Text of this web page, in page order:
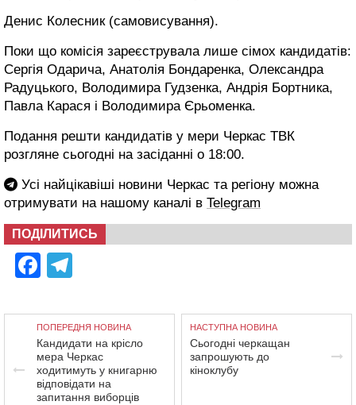
Денис Колесник (самовисування).
Поки що комісія зареєструвала лише сімох кандидатів:
Сергія Одарича, Анатолія Бондаренка, Олександра
Радуцького, Володимира Гудзенка, Андрія Бортника,
Павла Карася і Володимира Єрьоменка.
Подання решти кандидатів у мери Черкас ТВК
розгляне сьогодні на засіданні о 18:00.
Усі найцікавіші новини Черкас та регіону можна
отримувати на нашому каналі в Telegram
ПОДІЛИТИСЬ
Facebook
ПОПЕРЕДНЯ НОВИНА
Кандидати на крісло
мера Черкас
ходитимуть у книгарню
відповідати на
запитання виборців
НАСТУПНА НОВИНА
Сьогодні черкащан
запрошують до
кіноклубу